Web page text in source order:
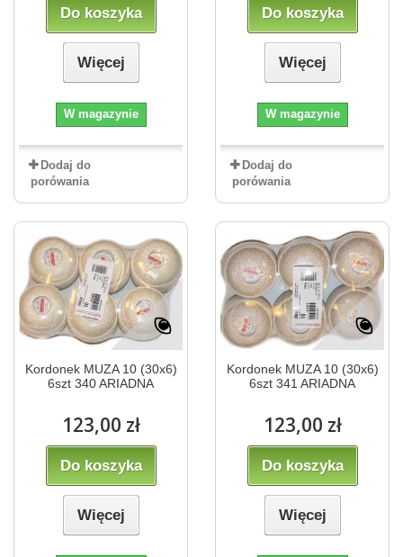
Do koszyka
Więcej
W magazynie
Dodaj do
porówania
Do koszyka
Więcej
W magazynie
Dodaj do
porówania
Kordonek MUZA 10 (30x6)
6szt 340 ARIADNA
123,00 zł
Do koszyka
Więcej
Kordonek MUZA 10 (30x6)
6szt 341 ARIADNA
123,00 zł
Do koszyka
Więcej